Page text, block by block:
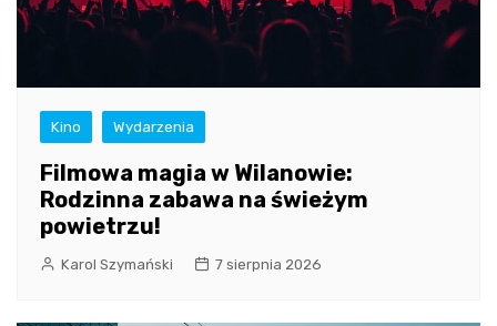
Kino Wydarzenia
Filmowa magia w Wilanowie:
Rodzinna zabawa na świeżym
powietrzu!
Karol Szymański 7 sierpnia 2026